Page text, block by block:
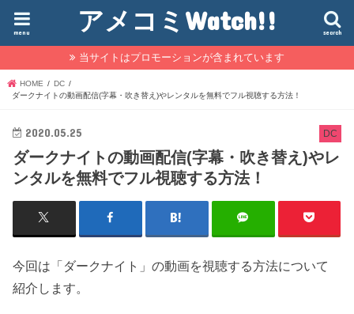
アメコミWatch!! search
menu
当サイトはプロモーションが含まれています
HOME
DC
ダークナイトの動画配信(字幕・吹き替え)やレンタルを無料でフル視聴する方法！
DC
2020.05.25
ダークナイトの動画配信(字幕・吹き替え)やレ
ンタルを無料でフル視聴する方法！
今回は「ダークナイト」の動画を視聴する方法について
紹介します。